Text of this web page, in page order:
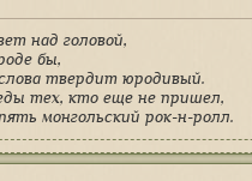
над головой,
бы,
твердит юродивый.
тех, кто еще не пришел,
монгольский рок-н-ролл.